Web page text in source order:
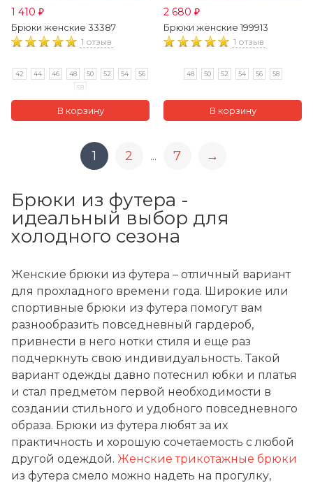
1 410 ₽
Брюки женские 33387
1 отзыв
42 44 46 48 50 52 54
56
58
2 680 ₽
Брюки женские 199913
1 отзыв
48 50 52 54 56 58
1 2 ... 7 →
Брюки из футера -
идеальный выбор для
холодного сезона
Женские брюки из футера – отличный вариант
для прохладного времени года. Широкие или
спортивные брюки из футера помогут вам
разнообразить повседневный гардероб,
привнести в него нотки стиля и еще раз
подчеркнуть свою индивидуальность. Такой
вариант одежды давно потеснил юбки и платья
и стал предметом первой необходимости в
создании стильного и удобного повседневного
образа. Брюки из футера любят за их
практичность и хорошую сочетаемость с любой
другой одеждой. Женские трикотажные брюки
из футера смело можно надеть на прогулку,